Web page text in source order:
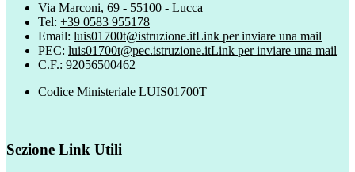
Via Marconi, 69 - 55100 - Lucca
Tel: +39 0583 955178
Email: luis01700t@istruzione.itLink per inviare una mail
PEC: luis01700t@pec.istruzione.itLink per inviare una mail
C.F.: 92056500462
Codice Ministeriale LUIS01700T
Sezione Link Utili